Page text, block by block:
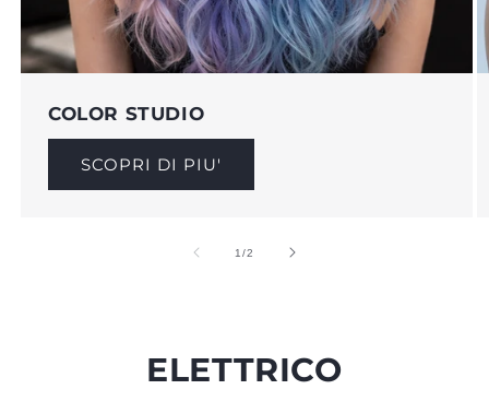
COLOR STUDIO
SCOPRI DI PIU'
1/su
2
ELETTRICO